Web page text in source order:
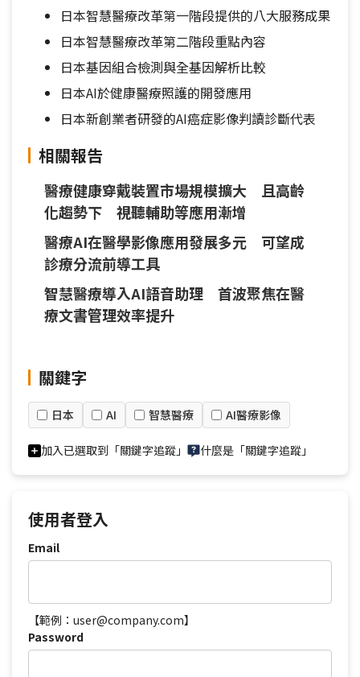
日本智慧醫療改革第一階段提供的八大服務成果
日本智慧醫療改革第二階段重點內容
日本基因組合檢測與全基因解析比較
日本AI於健康醫療照護的開發應用
日本新創業者研發的AI癌症影像判讀診斷代表
相關報告
醫療健康穿戴裝置市場規模擴大 且高齡
化趨勢下 視聽輔助等應用漸增
醫療AI在醫學影像應用發展多元 可望成
診療分流前導工具
智慧醫療導入AI語音助理 首波聚焦在醫
療文書管理效率提升
關鍵字
日本 AI 智慧醫療 AI醫療影像
加入已選取到「關鍵字追蹤」 什麼是「關鍵字追蹤」
使用者登入
Email
【範例：user@company.com】
Password